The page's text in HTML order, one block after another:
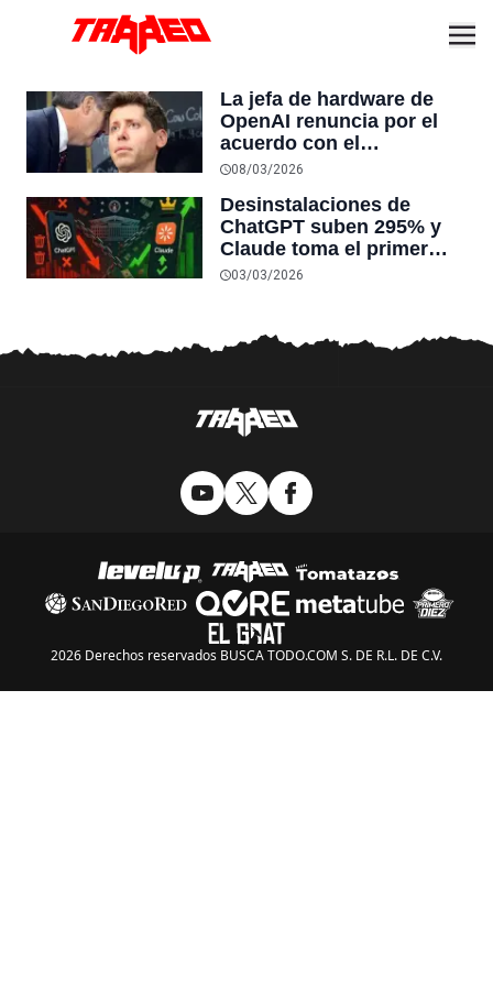
La jefa de hardware de
OpenAI renuncia por el
acuerdo con el
Pentágono: “son líneas
deliberación de la que
tuvieron”
08/03/2026
Desinstalaciones de
ChatGPT suben 295% y
Claude toma el primer
lugar en descargas: el
costando caro
03/03/2026
2026 Derechos reservados BUSCA TODO.COM S. DE R.L. DE C.V.